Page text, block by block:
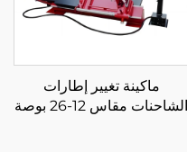
ماكينة تغيير إطارات
الشاحنات مقاس 12-26 بوصة